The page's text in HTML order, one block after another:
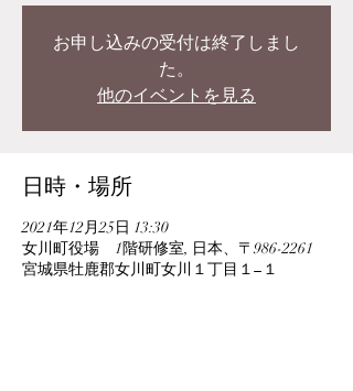
お申し込みの受付は終了しまし
た。
他のイベントを見る
日時・場所
2021年12月25日 13:30
女川町役場 1階研修室, 日本、〒986-2261
宮城県牡鹿郡女川町女川１丁目１−１